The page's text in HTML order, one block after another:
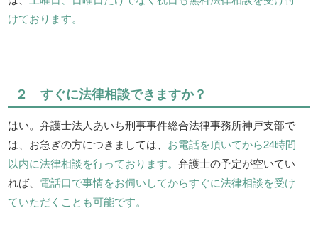
けております。
２ すぐに法律相談できますか？
はい。弁護士法人あいち刑事事件総合法律事務所神戸支部で
は、お急ぎの方につきましては、 お電話を頂いてから24時間
以内に法律相談を行っております。弁護士の予定が空いてい
れば、 電話口で事情をお伺いしてからすぐに法律相談を受け
ていただくことも可能です。